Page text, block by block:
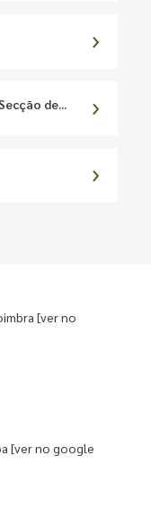
de...
[ver no
[ver no google